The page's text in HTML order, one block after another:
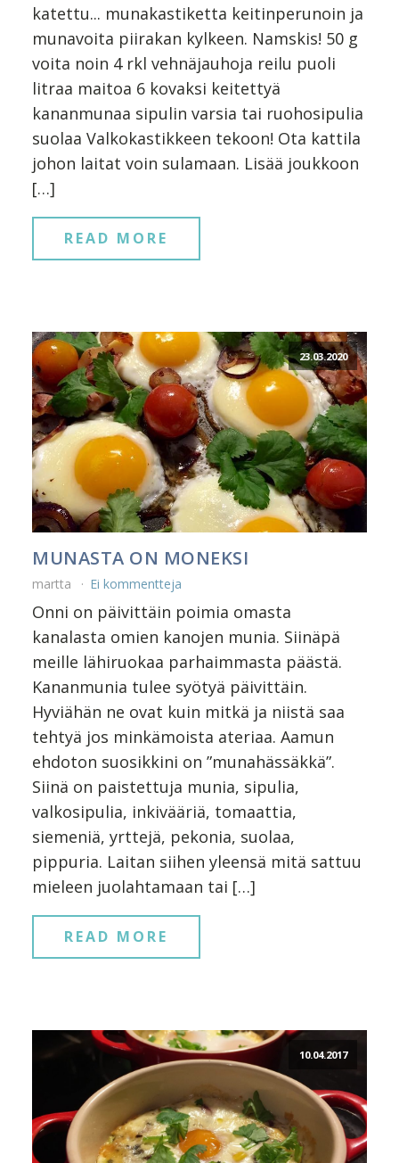
katettu... munakastiketta keitinperunoin ja
munavoita piirakan kylkeen. Namskis! 50 g
voita noin 4 rkl vehnäjauhoja reilu puoli
litraa maitoa 6 kovaksi keitettyä
kananmunaa sipulin varsia tai ruohosipulia
suolaa Valkokastikkeen tekoon! Ota kattila
johon laitat voin sulamaan. Lisää joukkoon
[…]
READ MORE
23.03.2020
MUNASTA ON MONEKSI
martta Ei kommentteja
Onni on päivittäin poimia omasta
kanalasta omien kanojen munia. Siinäpä
meille lähiruokaa parhaimmasta päästä.
Kananmunia tulee syötyä päivittäin.
Hyviähän ne ovat kuin mitkä ja niistä saa
tehtyä jos minkämoista ateriaa. Aamun
ehdoton suosikkini on ”munahässäkkä”.
Siinä on paistettuja munia, sipulia,
valkosipulia, inkivääriä, tomaattia,
siemeniä, yrttejä, pekonia, suolaa,
pippuria. Laitan siihen yleensä mitä sattuu
mieleen juolahtamaan tai […]
READ MORE
10.04.2017